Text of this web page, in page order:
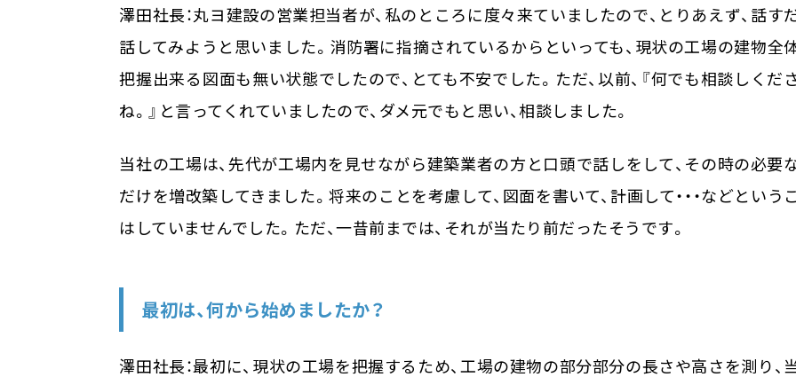
澤田社長：丸ヨ建設の営業担当者が、私のところに度々来ていましたので、とりあえず、話す
話してみようと思いました。消防署に指摘されているからといっても、現状の工場の建物全
把握出来る図面も無い状態でしたので、とても不安でした。ただ、以前、『何でも相談しくだ
ね。』と言ってくれていましたので、ダメ元でもと思い、相談しました。
当社の工場は、先代が工場内を見せながら建築業者の方と口頭で話しをして、その時の必要
だけを増改築してきました。将来のことを考慮して、図面を書いて、計画して・・・などという
はしていませんでした。ただ、一昔前までは、それが当たり前だったそうです。
最初は、何から始めましたか？
澤田社長：最初に、現状の工場を把握するため、工場の建物の部分部分の長さや高さを測り、